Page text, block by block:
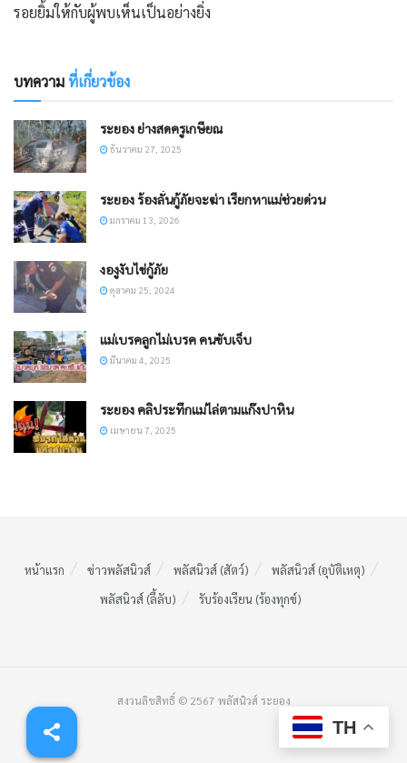
รอยยิ้มให้กับผู้พบเห็นเป็นอย่างยิ่ง
บทความที่เกี่ยวข้อง
ระยอง ย่างสดครูเกษียณ
ธันวาคม 27, 2025
ระยอง ร้องลั่นกู้ภัยจะฆ่า เรียกหาแม่ช่วยด่วน
มกราคม 13, 2026
งองูงับไข่กู้ภัย
ตุลาคม 25, 2024
แม่เบรคลูกไม่เบรค คนขับเจ็บ
มีนาคม 4, 2025
ระยอง คลิประทึกแม่ไล่ตามแก๊งปาหิน
เมษายน 7, 2025
หน้าแรก ข่าวพลัสนิวส์ พลัสนิวส์ (สัตว์)
พลัสนิวส์ (อุบัติเหตุ)
พลัสนิวส์ (ลี้ลับ)
รับร้องเรียน (ร้องทุกข์)
สงวนลิขสิทธิ์ © 2567 พลัสนิวส์ ระยอง
TH